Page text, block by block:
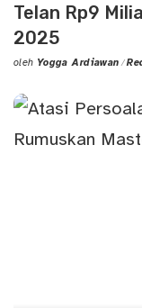
Telan Rp9
2025
Posted
oleh Yogga Ardiawan